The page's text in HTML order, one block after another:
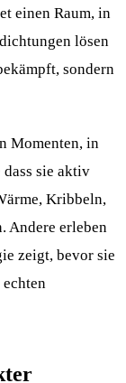
einen Raum, in
lösen
sondern
Momenten, in
sie aktiv
Kribbeln,
Andere erleben
zeigt, bevor sie